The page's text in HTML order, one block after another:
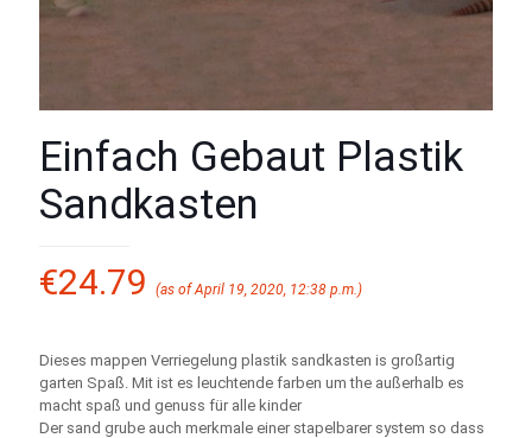
Einfach Gebaut Plastik
Sandkasten
€24.79 (as of April 19, 2020, 12:38 p.m.)
Dieses mappen Verriegelung plastik sandkasten is großartig
garten Spaß. Mit ist es leuchtende farben um the außerhalb es
macht spaß und genuss für alle kinder
Der sand grube auch merkmale einer stapelbarer system so dass